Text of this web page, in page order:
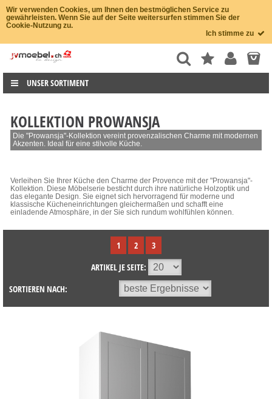
Wir verwenden Cookies, um Ihnen den bestmöglichen Service zu
gewährleisten. Wenn Sie auf der Seite weitersurfen stimmen Sie der
Cookie-Nutzung zu.
Ich stimme zu
UNSER SORTIMENT
KOLLEKTION PROWANSJA
Die "Prowansja"-Kollektion vereint provenzalischen Charme mit modernen
Akzenten. Ideal für eine stilvolle Küche.
Verleihen Sie Ihrer Küche den Charme der Provence mit der "Prowansja"-
Kollektion. Diese Möbelserie besticht durch ihre natürliche Holzoptik und
das elegante Design. Sie eignet sich hervorragend für moderne und
klassische Kücheneinrichtungen gleichermaßen und schafft eine
einladende Atmosphäre, in der Sie sich rundum wohlfühlen können.
1 2
3
ARTIKEL JE SEITE:
SORTIEREN NACH: